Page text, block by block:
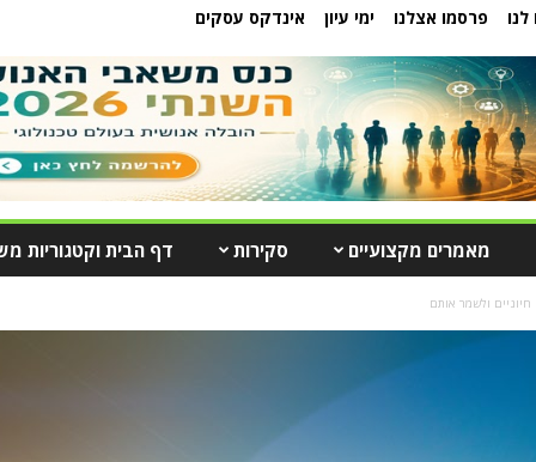
פרסמו אצלנו ימי עיון אינדקס עסקים
מאמרים מקצועיים סקירות דף הבית וקטגוריות
חיוניים ולשמר אותם